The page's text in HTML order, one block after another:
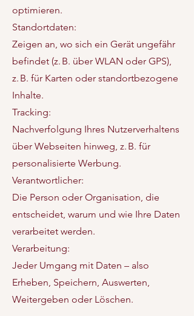
optimieren.
Standortdaten:
Zeigen an, wo sich ein Gerät ungefähr
befindet (z. B. über WLAN oder GPS),
z. B. für Karten oder standortbezogene
Inhalte.
Tracking:
Nachverfolgung Ihres Nutzerverhaltens
über Webseiten hinweg, z. B. für
personalisierte Werbung.
Verantwortlicher:
Die Person oder Organisation, die
entscheidet, warum und wie Ihre Daten
verarbeitet werden.
Verarbeitung:
Jeder Umgang mit Daten – also
Erheben, Speichern, Auswerten,
Weitergeben oder Löschen.